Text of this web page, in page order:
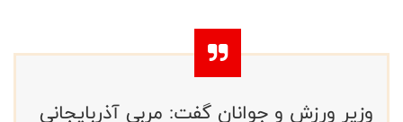
وزیر ورزش و جوانان گفت: مربی آذربایجانی